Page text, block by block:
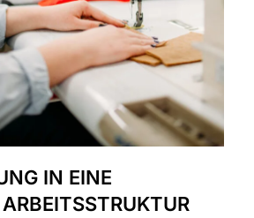
IN EINE
ARBEITSSTRUKTUR